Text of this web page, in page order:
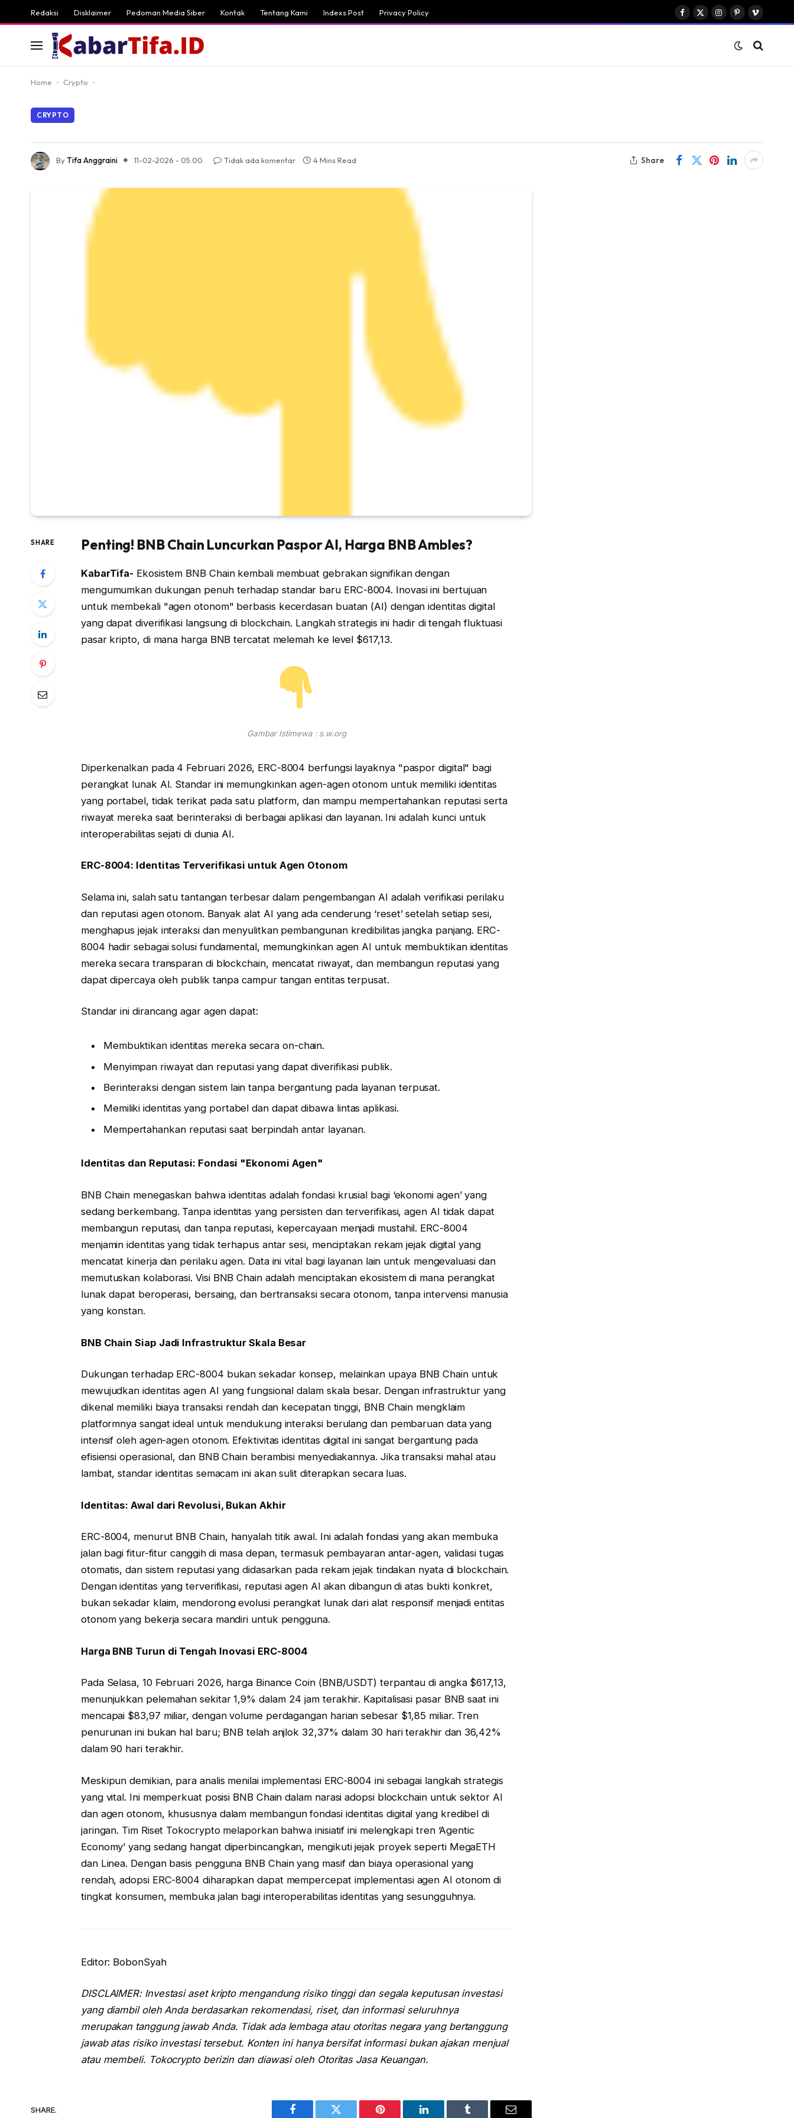
Redaksi Disklaimer Pedoman Media Siber Kontak Tentang Kami Indexs Post Privacy Policy
Facebook
X
Instagram
PinterestVimeo
Home - Crypto -
CRYPTO
ByTifa Anggraini 11-02-2026 - 05.00 Tidak ada komentar 4 Mins Read Share
SHARE Penting! BNB Chain Luncurkan Paspor AI, Harga BNB Ambles?
KabarTifa- Ekosistem BNB Chain kembali membuat gebrakan signifikan dengan
mengumumkan dukungan penuh terhadap standar baru ERC-8004. Inovasi ini bertujuan
untuk membekali "agen otonom" berbasis kecerdasan buatan (AI) dengan identitas digital
yang dapat diverifikasi langsung di blockchain. Langkah strategis ini hadir di tengah fluktuasi
pasar kripto, di mana harga BNB tercatat melemah ke level $617,13.
Gambar Istimewa : s.w.org
Diperkenalkan pada 4 Februari 2026, ERC-8004 berfungsi layaknya "paspor digital" bagi
perangkat lunak AI. Standar ini memungkinkan agen-agen otonom untuk memiliki identitas
yang portabel, tidak terikat pada satu platform, dan mampu mempertahankan reputasi serta
riwayat mereka saat berinteraksi di berbagai aplikasi dan layanan. Ini adalah kunci untuk
interoperabilitas sejati di dunia AI.
ERC-8004: Identitas Terverifikasi untuk Agen Otonom
Selama ini, salah satu tantangan terbesar dalam pengembangan AI adalah verifikasi perilaku
dan reputasi agen otonom. Banyak alat AI yang ada cenderung ‘reset’ setelah setiap sesi,
menghapus jejak interaksi dan menyulitkan pembangunan kredibilitas jangka panjang. ERC-
8004 hadir sebagai solusi fundamental, memungkinkan agen AI untuk membuktikan identitas
mereka secara transparan di blockchain, mencatat riwayat, dan membangun reputasi yang
dapat dipercaya oleh publik tanpa campur tangan entitas terpusat.
Standar ini dirancang agar agen dapat:
Membuktikan identitas mereka secara on-chain.
Menyimpan riwayat dan reputasi yang dapat diverifikasi publik.
Berinteraksi dengan sistem lain tanpa bergantung pada layanan terpusat.
Memiliki identitas yang portabel dan dapat dibawa lintas aplikasi.
Mempertahankan reputasi saat berpindah antar layanan.
Identitas dan Reputasi: Fondasi "Ekonomi Agen"
BNB Chain menegaskan bahwa identitas adalah fondasi krusial bagi ‘ekonomi agen’ yang
sedang berkembang. Tanpa identitas yang persisten dan terverifikasi, agen AI tidak dapat
membangun reputasi, dan tanpa reputasi, kepercayaan menjadi mustahil. ERC-8004
menjamin identitas yang tidak terhapus antar sesi, menciptakan rekam jejak digital yang
mencatat kinerja dan perilaku agen. Data ini vital bagi layanan lain untuk mengevaluasi dan
memutuskan kolaborasi. Visi BNB Chain adalah menciptakan ekosistem di mana perangkat
lunak dapat beroperasi, bersaing, dan bertransaksi secara otonom, tanpa intervensi manusia
yang konstan.
BNB Chain Siap Jadi Infrastruktur Skala Besar
Dukungan terhadap ERC-8004 bukan sekadar konsep, melainkan upaya BNB Chain untuk
mewujudkan identitas agen AI yang fungsional dalam skala besar. Dengan infrastruktur yang
dikenal memiliki biaya transaksi rendah dan kecepatan tinggi, BNB Chain mengklaim
platformnya sangat ideal untuk mendukung interaksi berulang dan pembaruan data yang
intensif oleh agen-agen otonom. Efektivitas identitas digital ini sangat bergantung pada
efisiensi operasional, dan BNB Chain berambisi menyediakannya. Jika transaksi mahal atau
lambat, standar identitas semacam ini akan sulit diterapkan secara luas.
Identitas: Awal dari Revolusi, Bukan Akhir
ERC-8004, menurut BNB Chain, hanyalah titik awal. Ini adalah fondasi yang akan membuka
jalan bagi fitur-fitur canggih di masa depan, termasuk pembayaran antar-agen, validasi tugas
otomatis, dan sistem reputasi yang didasarkan pada rekam jejak tindakan nyata di blockchain.
Dengan identitas yang terverifikasi, reputasi agen AI akan dibangun di atas bukti konkret,
bukan sekadar klaim, mendorong evolusi perangkat lunak dari alat responsif menjadi entitas
otonom yang bekerja secara mandiri untuk pengguna.
Harga BNB Turun di Tengah Inovasi ERC-8004
Pada Selasa, 10 Februari 2026, harga Binance Coin (BNB/USDT) terpantau di angka $617,13,
menunjukkan pelemahan sekitar 1,9% dalam 24 jam terakhir. Kapitalisasi pasar BNB saat ini
mencapai $83,97 miliar, dengan volume perdagangan harian sebesar $1,85 miliar. Tren
penurunan ini bukan hal baru; BNB telah anjlok 32,37% dalam 30 hari terakhir dan 36,42%
dalam 90 hari terakhir.
Meskipun demikian, para analis menilai implementasi ERC-8004 ini sebagai langkah strategis
yang vital. Ini memperkuat posisi BNB Chain dalam narasi adopsi blockchain untuk sektor AI
dan agen otonom, khususnya dalam membangun fondasi identitas digital yang kredibel di
jaringan. Tim Riset Tokocrypto melaporkan bahwa inisiatif ini melengkapi tren ‘Agentic
Economy’ yang sedang hangat diperbincangkan, mengikuti jejak proyek seperti MegaETH
dan Linea. Dengan basis pengguna BNB Chain yang masif dan biaya operasional yang
rendah, adopsi ERC-8004 diharapkan dapat mempercepat implementasi agen AI otonom di
tingkat konsumen, membuka jalan bagi interoperabilitas identitas yang sesungguhnya.
Editor: BobonSyah
DISCLAIMER: Investasi aset kripto mengandung risiko tinggi dan segala keputusan investasi
yang diambil oleh Anda berdasarkan rekomendasi, riset, dan informasi seluruhnya
merupakan tanggung jawab Anda. Tidak ada lembaga atau otoritas negara yang bertanggung
jawab atas risiko investasi tersebut. Konten ini hanya bersifat informasi bukan ajakan menjual
atau membeli. Tokocrypto berizin dan diawasi oleh Otoritas Jasa Keuangan.
SHARE.